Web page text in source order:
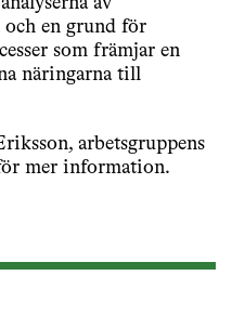
och en grund för
som främjar en
näringarna till
arbetsgruppens
mer information.